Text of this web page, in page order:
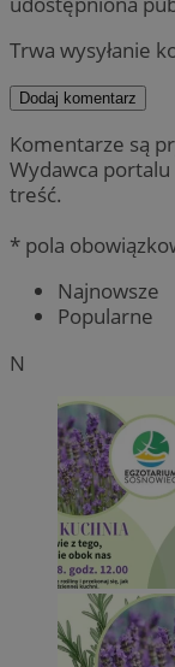
Trwa wysyłanie
Dodaj komentarz
Komentarze są
Wydawca
treść.
* pola
Najnowsze
Popularne
N